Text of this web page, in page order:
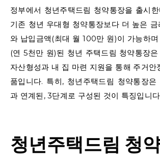
정부에서 청년주택드림 청약통장을 출시
기존 청년 우대형 청약통장보다 더 높은
와 납입금액(최대 월 100만 원)이 가능하
(연 5천만 원)된 청년 주택드림 청약통장
자산형성과 내 집 마련 지원을 통해 주거안
품입니다. 특히, 청년주택드림 청약통장
과 연계된, 3단계로 구성된 것이 특징입니
청년주택드림 청